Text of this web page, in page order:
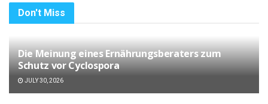
Don't Miss
Die Meinung eines Ernährungsberaters zum
Schutz vor Cyclospora
JULY 30, 2026